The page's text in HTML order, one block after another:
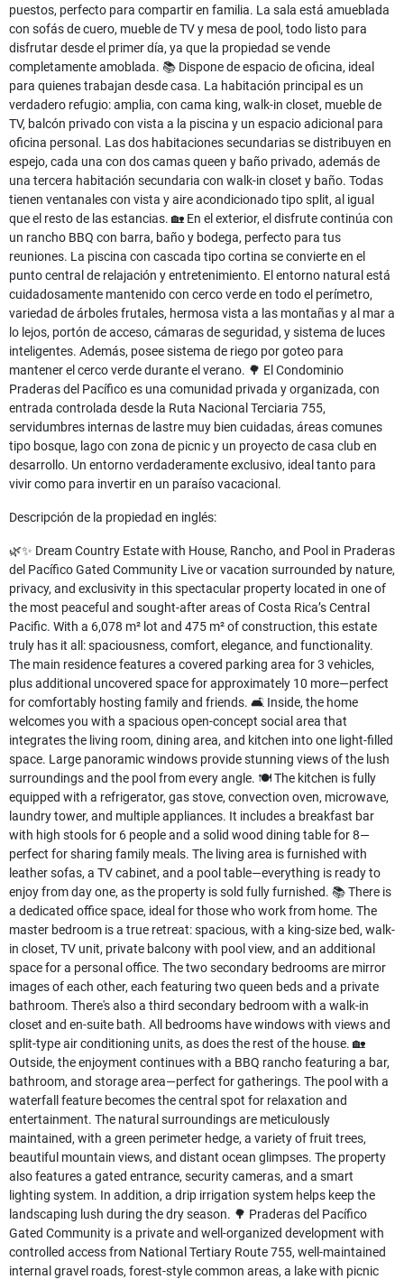
puestos, perfecto para compartir en familia. La sala está amueblada
con sofás de cuero, mueble de TV y mesa de pool, todo listo para
disfrutar desde el primer día, ya que la propiedad se vende
completamente amoblada. 📚 Dispone de espacio de oficina, ideal
para quienes trabajan desde casa. La habitación principal es un
verdadero refugio: amplia, con cama king, walk-in closet, mueble de
TV, balcón privado con vista a la piscina y un espacio adicional para
oficina personal. Las dos habitaciones secundarias se distribuyen en
espejo, cada una con dos camas queen y baño privado, además de
una tercera habitación secundaria con walk-in closet y baño. Todas
tienen ventanales con vista y aire acondicionado tipo split, al igual
que el resto de las estancias. 🏡 En el exterior, el disfrute continúa con
un rancho BBQ con barra, baño y bodega, perfecto para tus
reuniones. La piscina con cascada tipo cortina se convierte en el
punto central de relajación y entretenimiento. El entorno natural está
cuidadosamente mantenido con cerco verde en todo el perímetro,
variedad de árboles frutales, hermosa vista a las montañas y al mar a
lo lejos, portón de acceso, cámaras de seguridad, y sistema de luces
inteligentes. Además, posee sistema de riego por goteo para
mantener el cerco verde durante el verano. 🌳 El Condominio
Praderas del Pacífico es una comunidad privada y organizada, con
entrada controlada desde la Ruta Nacional Terciaria 755,
servidumbres internas de lastre muy bien cuidadas, áreas comunes
tipo bosque, lago con zona de picnic y un proyecto de casa club en
desarrollo. Un entorno verdaderamente exclusivo, ideal tanto para
vivir como para invertir en un paraíso vacacional.
Descripción de la propiedad en inglés:
🌿✨ Dream Country Estate with House, Rancho, and Pool in Praderas
del Pacífico Gated Community Live or vacation surrounded by nature,
privacy, and exclusivity in this spectacular property located in one of
the most peaceful and sought-after areas of Costa Rica’s Central
Pacific. With a 6,078 m² lot and 475 m² of construction, this estate
truly has it all: spaciousness, comfort, elegance, and functionality.
The main residence features a covered parking area for 3 vehicles,
plus additional uncovered space for approximately 10 more—perfect
for comfortably hosting family and friends. 🛋️ Inside, the home
welcomes you with a spacious open-concept social area that
integrates the living room, dining area, and kitchen into one light-filled
space. Large panoramic windows provide stunning views of the lush
surroundings and the pool from every angle. 🍽️ The kitchen is fully
equipped with a refrigerator, gas stove, convection oven, microwave,
laundry tower, and multiple appliances. It includes a breakfast bar
with high stools for 6 people and a solid wood dining table for 8—
perfect for sharing family meals. The living area is furnished with
leather sofas, a TV cabinet, and a pool table—everything is ready to
enjoy from day one, as the property is sold fully furnished. 📚 There is
a dedicated office space, ideal for those who work from home. The
master bedroom is a true retreat: spacious, with a king-size bed, walk-
in closet, TV unit, private balcony with pool view, and an additional
space for a personal office. The two secondary bedrooms are mirror
images of each other, each featuring two queen beds and a private
bathroom. There's also a third secondary bedroom with a walk-in
closet and en-suite bath. All bedrooms have windows with views and
split-type air conditioning units, as does the rest of the house. 🏡
Outside, the enjoyment continues with a BBQ rancho featuring a bar,
bathroom, and storage area—perfect for gatherings. The pool with a
waterfall feature becomes the central spot for relaxation and
entertainment. The natural surroundings are meticulously
maintained, with a green perimeter hedge, a variety of fruit trees,
beautiful mountain views, and distant ocean glimpses. The property
also features a gated entrance, security cameras, and a smart
lighting system. In addition, a drip irrigation system helps keep the
landscaping lush during the dry season. 🌳 Praderas del Pacífico
Gated Community is a private and well-organized development with
controlled access from National Tertiary Route 755, well-maintained
internal gravel roads, forest-style common areas, a lake with picnic